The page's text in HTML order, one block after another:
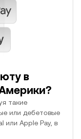
в
такие
или дебетовые
или Apple Pay, в